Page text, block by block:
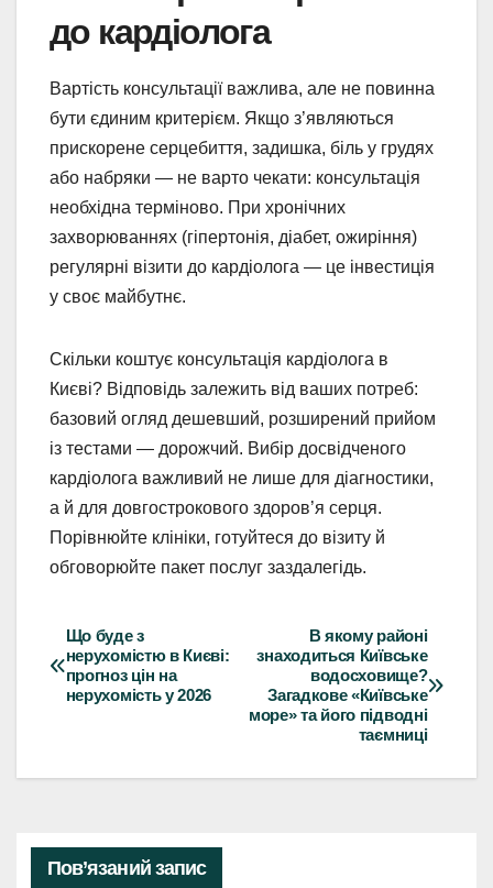
до кардіолога
Вартість консультації важлива, але не повинна
бути єдиним критерієм. Якщо з’являються
прискорене серцебиття, задишка, біль у грудях
або набряки — не варто чекати: консультація
необхідна терміново. При хронічних
захворюваннях (гіпертонія, діабет, ожиріння)
регулярні візити до кардіолога — це інвестиція
у своє майбутнє.
Скільки коштує консультація кардіолога в
Києві? Відповідь залежить від ваших потреб:
базовий огляд дешевший, розширений прийом
із тестами — дорожчий. Вибір досвідченого
кардіолога важливий не лише для діагностики,
а й для довгострокового здоров’я серця.
Порівнюйте клініки, готуйтеся до візиту й
обговорюйте пакет послуг заздалегідь.
Навігація
записів
В якому районі
знаходиться Київське
водосховище?
Загадкове «Київське
море» та його підводні
таємниці
Що буде з
нерухомістю в Києві:
прогноз цін на
нерухомість у 2026
Пов’язаний запис